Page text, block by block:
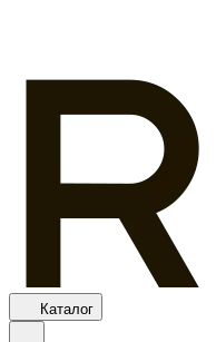
Каталог